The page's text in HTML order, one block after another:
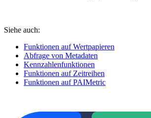
Siehe auch:
Funktionen auf Wertpapieren
Abfrage von Metadaten
Kennzahlenfunktionen
Funktionen auf Zeitreihen
Funktionen auf PAIMetric